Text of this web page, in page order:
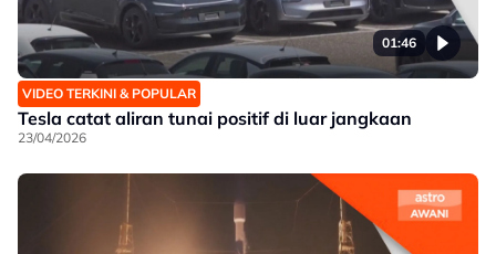
01:46
VIDEO TERKINI & POPULAR
Tesla catat aliran tunai positif di luar jangkaan
23/04/2026